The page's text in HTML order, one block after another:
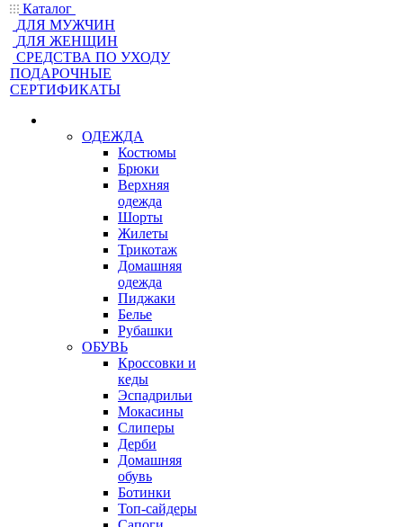
Каталог
ДЛЯ МУЖЧИН
ДЛЯ ЖЕНЩИН
CРЕДСТВА ПО УХОДУ
ПОДАРОЧНЫЕ
СЕРТИФИКАТЫ
ОДЕЖДА
Костюмы
Брюки
Верхняя
одежда
Шорты
Жилеты
Трикотаж
Домашняя
одежда
Пиджаки
Белье
Рубашки
ОБУВЬ
Кроссовки и
кеды
Эспадрильи
Мокасины
Слиперы
Дерби
Домашняя
обувь
Ботинки
Топ-сайдеры